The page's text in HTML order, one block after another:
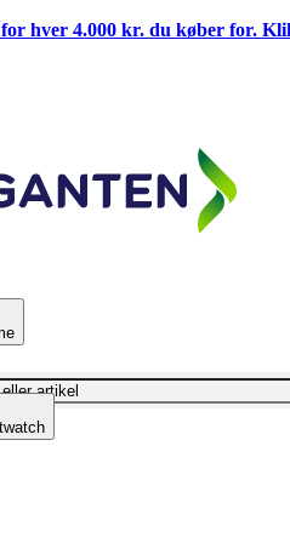
hver 4.000 kr. du køber for.